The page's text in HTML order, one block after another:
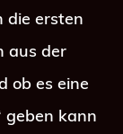
die ersten
aus der
ob es eine
geben kann